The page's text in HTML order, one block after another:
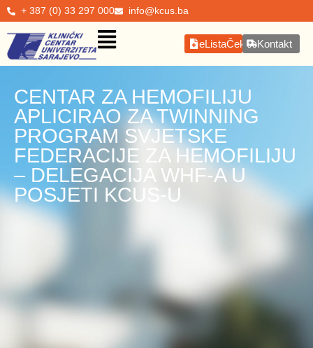
+ 387 (0) 33 297 000 info@kcus.ba
eListaČekanjaKontakt
CENTAR ZA HEMOFILIJU
APLICIRAO ZA TWINNING
PROGRAM SVJETSKE
FEDERACIJE ZA HEMOFILIJU
– DELEGACIJA WHF-A U
POSJETI KCUS-U